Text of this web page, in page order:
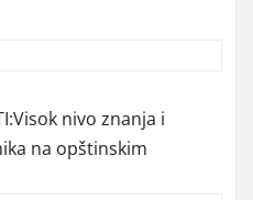
nivo znanja i
na opštinskim